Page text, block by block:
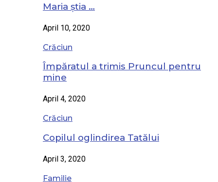
Maria știa …
April 10, 2020
Crăciun
Împăratul a trimis Pruncul pentru
mine
April 4, 2020
Crăciun
Copilul oglindirea Tatălui
April 3, 2020
Familie